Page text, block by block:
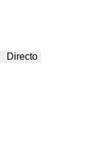
Directo